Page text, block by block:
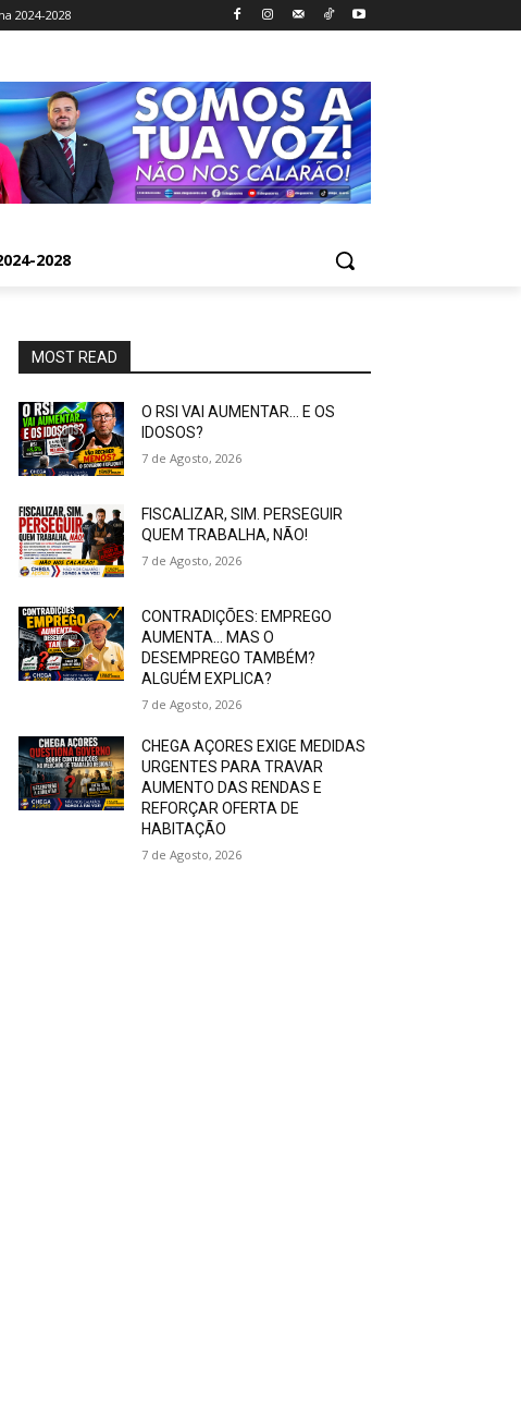
2024-2028
2028
MOST READ
O RSI VAI AUMENTAR… E OS
IDOSOS?
7 de Agosto, 2026
FISCALIZAR, SIM. PERSEGUIR
QUEM TRABALHA, NÃO!
7 de Agosto, 2026
CONTRADIÇÕES: EMPREGO
AUMENTA… MAS O
DESEMPREGO TAMBÉM?
ALGUÉM EXPLICA?
7 de Agosto, 2026
CHEGA AÇORES EXIGE MEDIDAS
URGENTES PARA TRAVAR
AUMENTO DAS RENDAS E
REFORÇAR OFERTA DE
HABITAÇÃO
7 de Agosto, 2026